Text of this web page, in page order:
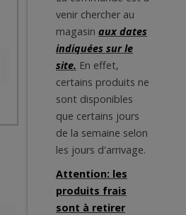
venir chercher au
magasin aux dates
indiquées sur le
site. En effet,
certains produits ne
sont disponibles
que certains jours
de la semaine selon
les jours d'arrivage.
Attention: les
produits frais
sont à retirer